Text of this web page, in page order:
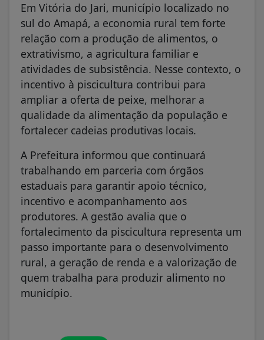
Em Vitória do Jari, município localizado no
sul do Amapá, a economia rural tem forte
relação com a produção de alimentos, o
extrativismo, a agricultura familiar e
atividades de subsistência. Nesse contexto, o
incentivo à piscicultura contribui para
ampliar a oferta de peixe, melhorar a
qualidade da alimentação da população e
fortalecer cadeias produtivas locais.
A Prefeitura informou que continuará
trabalhando em parceria com órgãos
estaduais para garantir apoio técnico,
incentivo e acompanhamento aos
produtores. A gestão avalia que o
fortalecimento da piscicultura representa um
passo importante para o desenvolvimento
rural, a geração de renda e a valorização de
quem trabalha para produzir alimento no
município.